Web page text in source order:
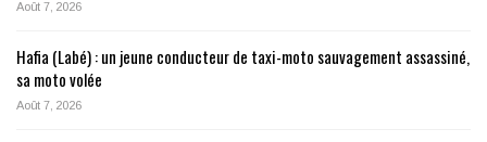
Août 7, 2026
Hafia (Labé) : un jeune conducteur de taxi-moto sauvagement assassiné,
sa moto volée
Août 7, 2026